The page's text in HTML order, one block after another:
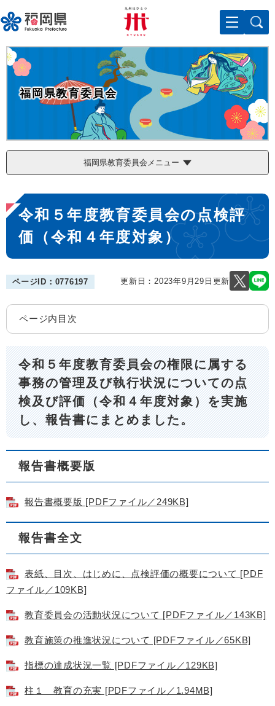
ー
ジ
の
先
メニューを飛ばして本文へ
福岡県教育委員会
福岡県教育委員会メニュー
本
文
令和５年度教育委員会の点検評
価（令和４年度対象）
ページID：0776197 更新日：2023年9月29日更新
ページ内目次
令和５年度教育委員会の権限に属する
事務の管理及び執行状況についての点
検及び評価（令和４年度対象）を実施
し、報告書にまとめました。
報告書概要版
報告書概要版 [PDFファイル／249KB]
報告書全文
表紙、目次、はじめに、点検評価の概要について [PDF
ファイル／109KB]
教育委員会の活動状況について [PDFファイル／143KB]
教育施策の推進状況について [PDFファイル／65KB]
指標の達成状況一覧 [PDFファイル／129KB]
柱１ 教育の充実 [PDFファイル／1.94MB]